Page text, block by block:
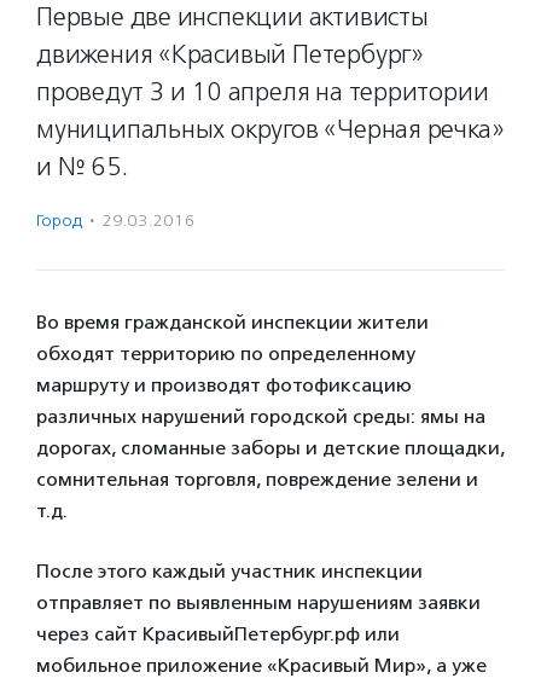
Первые две инспекции активисты
движения «Красивый Петербург»
проведут 3 и 10 апреля на территории
муниципальных округов «Черная речка»
и № 65.
Город · 29.03.2016
Во время гражданской инспекции жители
обходят территорию по определенному
маршруту и производят фотофиксацию
различных нарушений городской среды: ямы на
дорогах, сломанные заборы и детские площадки,
сомнительная торговля, повреждение зелени и
т.д.
После этого каждый участник инспекции
отправляет по выявленным нарушениям заявки
через сайт КрасивыйПетербург.рф или
мобильное приложение «Красивый Мир», а уже